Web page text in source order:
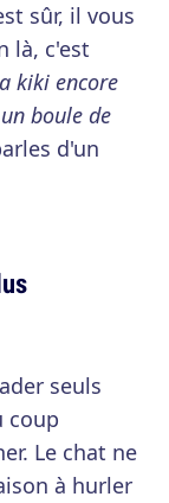
sûr, il vous
là, c'est
kiki encore
boule de
d'un
seuls
coup
Le chat ne
à hurler